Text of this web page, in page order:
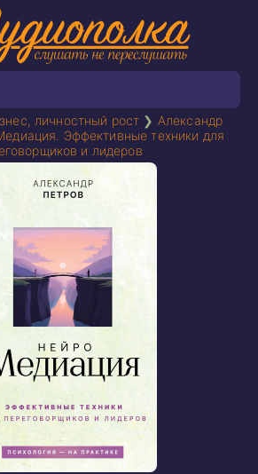
личностный рост ❯ Александр
Эффективные техники для
и лидеров